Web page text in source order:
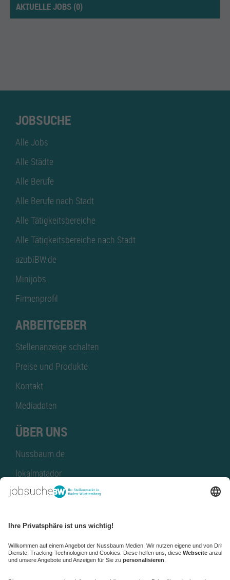
AKTUELLE JOBS (0)
JOBSUCHE
Alle Jobs
Alle Städte
Alle Berufe
Alle Berufe nach Stadt
Alle Tätigkeitsbereiche
Alle Tätigkeitsbereiche nach Stadt
azubiBW.de
Minijobs
Firmenprofil
ARBEITGEBER
Stellenanzeige schalten
Preise und Produkte
Kontakt
Mediadaten
ÜBER UNS
Nussbaum.de
lokalmatador
kaufinBW
NussbaumID
Nussbaum Medien